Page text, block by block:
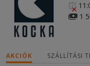
1
AKCIÓK SZÁLLÍTÁSI